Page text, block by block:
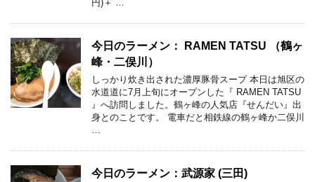
円)＋ …
今日のラーメン： RAMEN TATSU （鶴ヶ
峰・二俣川）
しっかり炊き出された濃厚豚骨スープ 本日は旭区の
水道道に7月上旬にオープンした『 RAMEN TATSU
』へ訪問しました。鶴ヶ峰の人気店『せんだい』出
身とのことです。 電車だと相鉄線の鶴ヶ峰か二俣川
…
今日のラーメン：武源家 (三田)